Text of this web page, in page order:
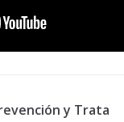
y Trata